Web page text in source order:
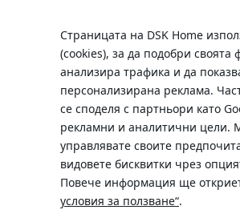
Страницата на DSK Home
(cookies), за да подобри своята
анализира трафика и да
персонализирана реклама.
се споделя с партньори като
рекламни и аналитични цели.
управлявате своите
видовете бисквитки чрез
Повече информация ще
условия за ползване“.
Телефон:
0700 10 375 / *2375
Московска No.19 / ул. Г. Бенковски No. 5,
SWIFT/BIC: